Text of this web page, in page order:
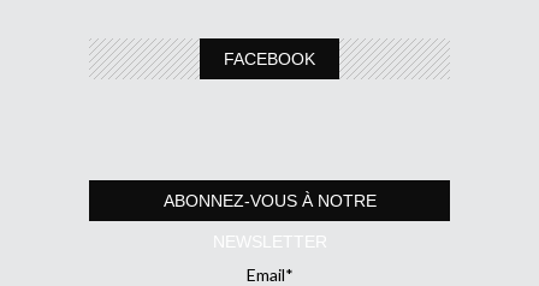
FACEBOOK
ABONNEZ-VOUS À NOTRE
NEWSLETTER
Email*